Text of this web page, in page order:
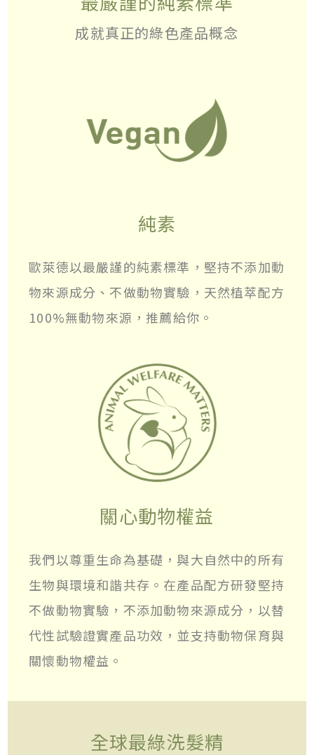
成就真正的綠色產品概念
純素
歐萊德以最嚴謹的純素標準，堅持不添加動
物來源成分、不做動物實驗，天然植萃配方
100%無動物來源，推薦給你。
關心動物權益
我們以尊重生命為基礎，與大自然中的所有
生物與環境和諧共存。在產品配方研發堅持
不做動物實驗，不添加動物來源成分，以替
代性試驗證實產品功效，並支持動物保育與
關懷動物權益。
全球最綠洗髮精